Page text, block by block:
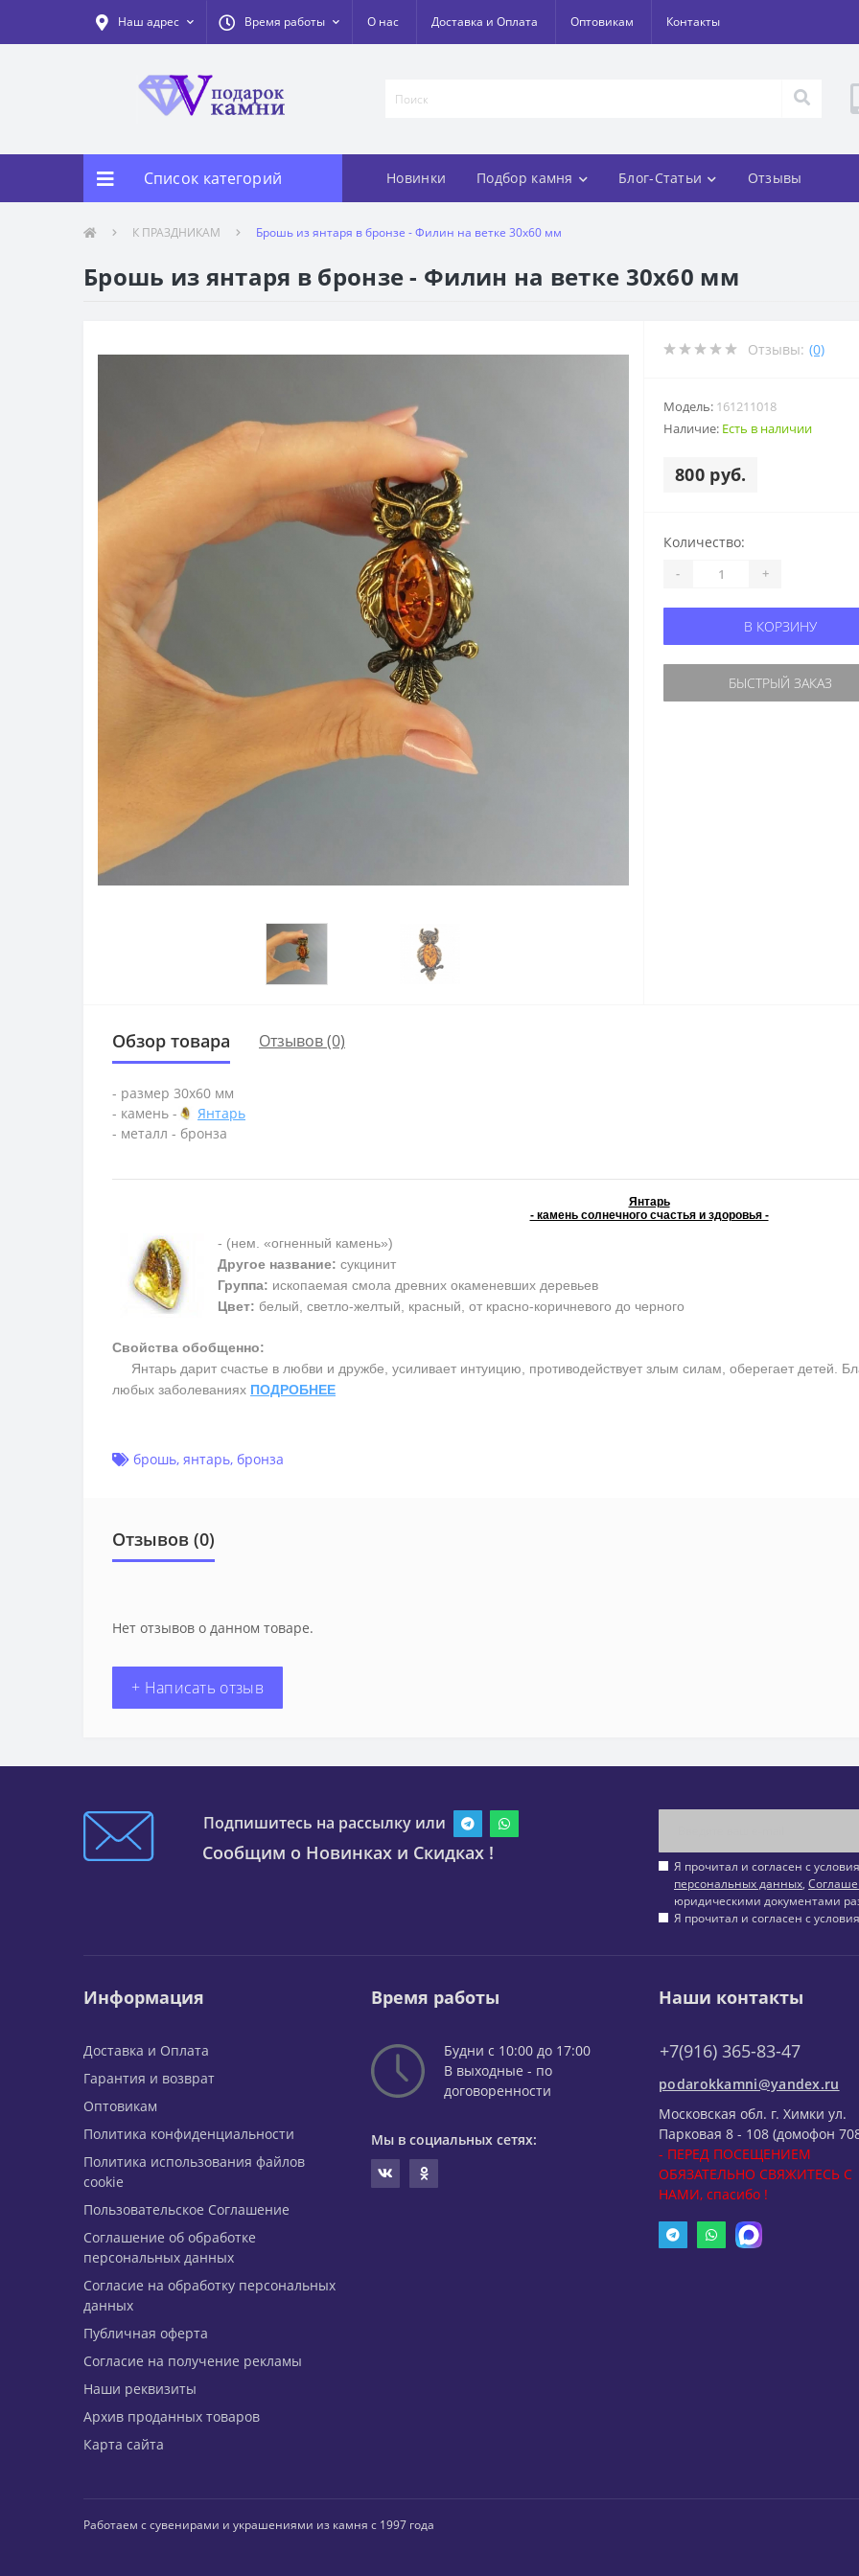
Наш адрес Время работы О нас Доставка и Оплата Оптовикам Контакты
Список категорий Новинки Подбор камня Блог-Статьи Отзывы
К ПРАЗДНИКАМ Брошь из янтаря в бронзе - Филин на ветке 30х60 мм
Брошь из янтаря в бронзе - Филин на ветке 30х60 мм
Отзывы: (0)
Модель: 161211018
Наличие: Есть в наличии
800 руб.
Количество:
- +
В КОРЗИНУ
БЫСТРЫЙ ЗАКАЗ
Обзор товара Отзывов (0)
- размер 30х60 мм
- камень -
Янтарь
- металл - бронза
Янтарь
- камень солнечного счастья и здоровья -
- (нем. «огненный камень»)
Другое название: сукцинит
Группа: ископаемая смола древних окаменевших деревьев
Цвет: белый, светло-желтый, красный, от красно-коричневого до черного
Свойства обобщенно:
Янтарь дарит счастье в любви и дружбе, усиливает интуицию, противодействует злым силам, оберегает детей.
любых заболеваниях ПОДРОБНЕЕ
брошь, янтарь, бронза
Отзывов (0)
Нет отзывов о данном товаре.
+ Написать отзыв
Подпишитесь на рассылку или
Сообщим о Новинках и Скидках !
Я прочитал и согласен с
персональных данных,
юридическими документами
Я прочитал и согласен с
Информация
Доставка и Оплата
Гарантия и возврат
Оптовикам
Политика конфиденциальности
Политика использования файлов
cookie
Пользовательское Соглашение
Соглашение об обработке
персональных данных
Согласие на обработку персональных
данных
Публичная оферта
Согласие на получение рекламы
Наши реквизиты
Архив проданных товаров
Карта сайта
Время работы
Будни с 10:00 до 17:00
В выходные - по
договоренности
Мы в социальных сетях:
Наши контакты
+7(916) 365-83-47
podarokkamni@yandex.ru
Московская обл. г. Химки ул.
Парковая 8 - 108 (домофон
- ПЕРЕД ПОСЕЩЕНИЕМ
ОБЯЗАТЕЛЬНО СВЯЖИТЕСЬ С
НАМИ, спасибо !
Работаем с сувенирами и украшениями из камня с 1997 года